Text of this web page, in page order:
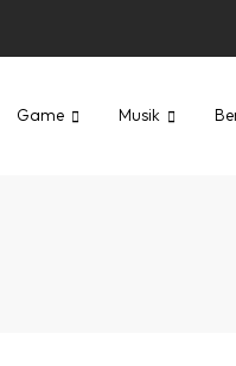
Game Musik